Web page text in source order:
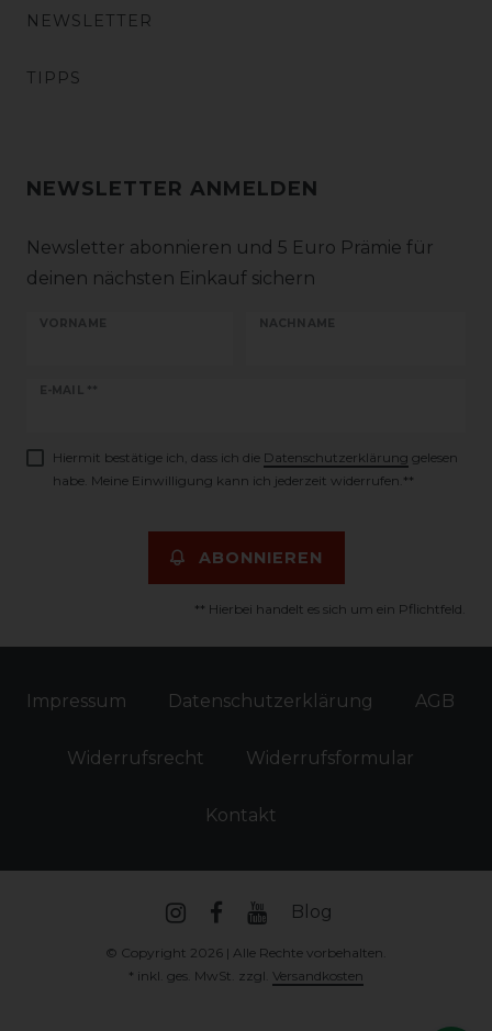
NEWSLETTER
TIPPS
NEWSLETTER ANMELDEN
Newsletter abonnieren und 5 Euro Prämie für
deinen nächsten Einkauf sichern
VORNAME NACHNAME
E-MAIL **
Newsletter
Hiermit bestätige ich, dass ich die Daten­schutz­erklärung gelesen
habe. Meine Einwilligung kann ich jederzeit widerrufen.**
ABONNIEREN
** Hierbei handelt es sich um ein Pflichtfeld.
Impressum Daten­schutz­erklärung AGB
Widerrufs­recht Widerrufs­formular
Kontakt
Blog
© Copyright 2026 | Alle Rechte vorbehalten.
* inkl. ges. MwSt. zzgl. Versandkosten